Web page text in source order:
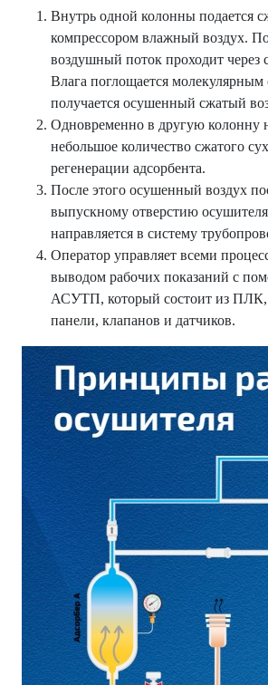
Внутрь одной колонны подается
компрессором влажный воздух.
воздушный поток проходит через
Влага поглощается
получается осушенный сжатый
Одновременно в другую колонну
небольшое количество сжатого
регенерации адсорбента.
После этого осушенный воздух
выпускному отверстию осушителя
направляется в систему
Оператор управляет всеми
выводом рабочих показаний с
АСУТП, который состоит из ПЛК,
панели, клапанов и датчиков.